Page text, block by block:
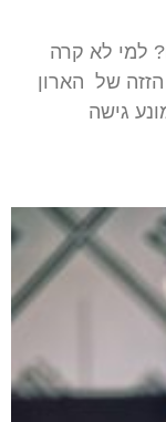
למי לא קרה
של הארון
גישה